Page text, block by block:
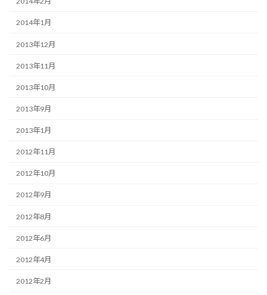
2014年1月
2013年12月
2013年11月
2013年10月
2013年9月
2013年1月
2012年11月
2012年10月
2012年9月
2012年8月
2012年6月
2012年4月
2012年2月